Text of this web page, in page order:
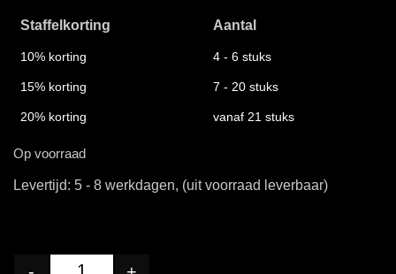
Staffelkorting Aantal
10% korting 4 - 6 stuks
15% korting 7 - 20 stuks
20% korting vanaf 21 stuks
Op voorraad
Levertijd: 5 - 8 werkdagen, (uit voorraad leverbaar)